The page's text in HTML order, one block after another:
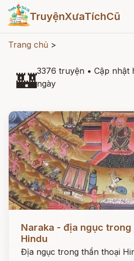
TruyệnXưaTíchCũ
Trang chủ >
🏰3376 truyện • Cập nhật
ngày
Naraka - địa ngục
Hindu
Địa ngục trong thần thoại